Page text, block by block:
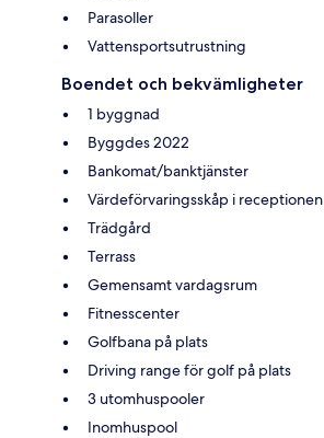
Parasoller
Vattensportsutrustning
Boendet och bekvämligheter
1 byggnad
Byggdes 2022
Bankomat/banktjänster
Värdeförvaringsskåp i receptionen
Trädgård
Terrass
Gemensamt vardagsrum
Fitnesscenter
Golfbana på plats
Driving range för golf på plats
3 utomhuspooler
Inomhuspool